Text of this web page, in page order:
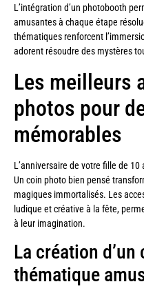
L’intégration d’un photobooth
amusantes à chaque étape
thématiques renforcent
adorent résoudre des mystères
Les meilleurs
photos pour
mémorables
L’anniversaire de votre fille de
Un coin photo bien pensé
magiques immortalisés. Les
ludique et créative à la fête,
à leur imagination.
La création
thématique